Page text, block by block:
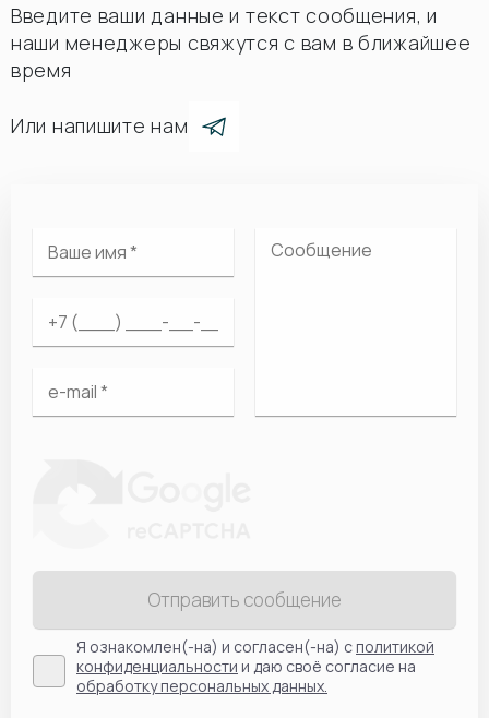
Введите ваши данные и текст сообщения, и
наши менеджеры свяжутся с вам в ближайшее
время
Или напишите нам
Отправить сообщение
Я ознакомлен(-на) и согласен(-на) сполитикой
конфиденциальности и даю своё согласие на
обработку персональных данных.